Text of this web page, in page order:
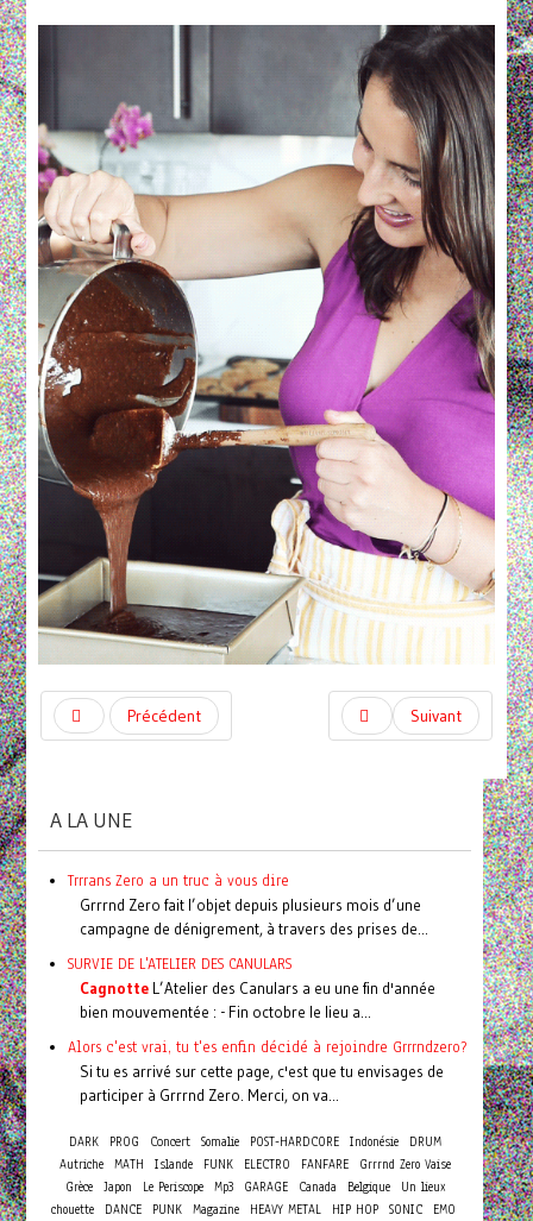
Précédent Suivant
A LA UNE
Trrrans Zero a un truc à vous dire
Grrrnd Zero fait l’objet depuis plusieurs mois d’une
campagne de dénigrement, à travers des prises de...
SURVIE DE L'ATELIER DES CANULARS
CagnotteL’Atelier des Canulars a eu une fin d'année
bien mouvementée : - Fin octobre le lieu a...
Alors c'est vrai, tu t'es enfin décidé à rejoindre Grrrndzero?
Si tu es arrivé sur cette page, c'est que tu envisages de
participer à Grrrnd Zero. Merci, on va...
DARK PROG Concert Somalie POST-HARDCORE Indonésie
DRUM
Autriche
MATH Islande FUNK ELECTRO FANFARE
Grrrnd Zero Vaise
Grèce Japon Le Periscope Mp3 GARAGE Canada Belgique
Un lieux
chouette
DANCE PUNK Magazine HEAVY METAL HIP HOP SONIC
EMO